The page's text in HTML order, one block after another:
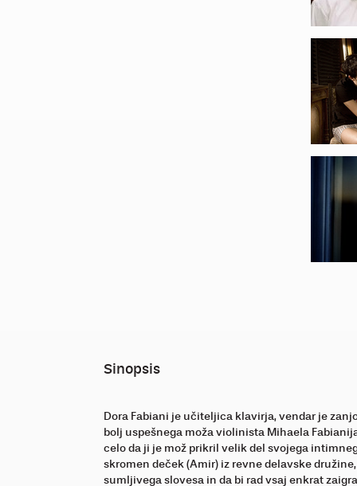
Sinopsis
Dora Fabiani je učiteljica klavirja, vendar je
bolj uspešnega moža violinista Mihaela
celo da ji je mož prikril velik del svojega
skromen deček (Amir) iz revne delavske
sumljivega slovesa in da bi rad vsaj enkrat